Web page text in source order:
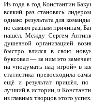
Из года в год Константин
всякий раз становясь
однако результата для
по самым разным причинам,
нашёл. Между Сергем
душевной организацией
быстро влился в свою
буксовал — за ним это
на «подумать над игрой» в
статистика превосходила
ещё и результат пришёл,
лучший в истории, и
из главных творцов этого